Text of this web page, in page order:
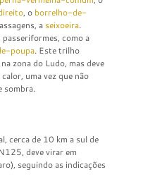
, o borrelho-de-
a seixoeira.
como a
poupa. Este trilho
zona do Ludo, mas deve
uma vez que não
sombra.
cerca de 10 km a sul de
deve virar em
seguindo as indicações